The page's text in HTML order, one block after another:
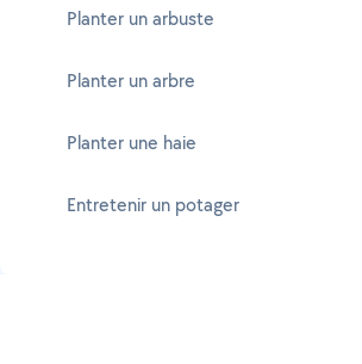
Planter un arbuste
Planter un arbre
Planter une haie
Entretenir un potager